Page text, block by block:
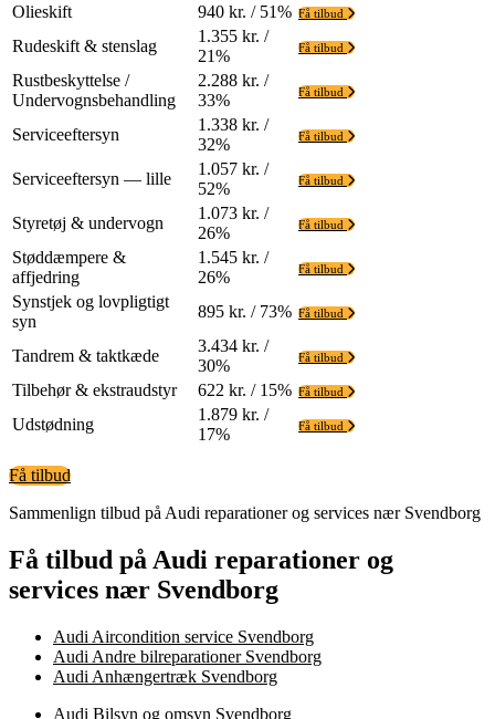
Olieskift 940 kr. / 51% Få tilbud
Rudeskift & stenslag
1.355 kr. /
21%
Få tilbud
Rustbeskyttelse /
Undervognsbehandling
2.288 kr. /
33%
Få tilbud
Serviceeftersyn
1.338 kr. /
32%
Få tilbud
Serviceeftersyn — lille
1.057 kr. /
52%
Få tilbud
Styretøj & undervogn
1.073 kr. /
26%
Få tilbud
Støddæmpere &
affjedring
1.545 kr. /
26%
Få tilbud
Synstjek og lovpligtigt
syn
895 kr. / 73% Få tilbud
Tandrem & taktkæde
3.434 kr. /
30%
Få tilbud
Tilbehør & ekstraudstyr 622 kr. / 15% Få tilbud
Udstødning
1.879 kr. /
17%
Få tilbud
Få tilbud
Sammenlign tilbud på Audi reparationer og services nær Svendborg
Få tilbud på Audi reparationer og
services nær Svendborg
Audi Aircondition service Svendborg
Audi Andre bilreparationer Svendborg
Audi Anhængertræk Svendborg
Audi Bilsyn og omsyn Svendborg